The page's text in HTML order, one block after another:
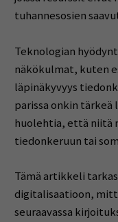
tuhannesosien
Teknologian
näkökulmat, kuten
läpinäkyvyys
parissa onkin tärkeä
huolehtia, että niitä
tiedonkeruun tai
Tämä artikkeli
digitalisaatioon,
seuraavassa